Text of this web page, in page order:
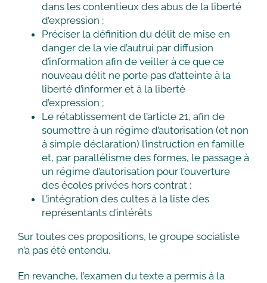
dans les contentieux des abus de la liberté
d’expression ;
Préciser la définition du délit de mise en
danger de la vie d’autrui par diffusion
d’information afin de veiller à ce que ce
nouveau délit ne porte pas d’atteinte à la
liberté d’informer et à la liberté
d’expression ;
Le rétablissement de l’article 21, afin de
soumettre à un régime d’autorisation (et non
à simple déclaration) l’instruction en famille
et, par parallélisme des formes, le passage à
un régime d’autorisation pour l’ouverture
des écoles privées hors contrat ;
L’intégration des cultes à la liste des
représentants d’intérêts
Sur toutes ces propositions, le groupe socialiste
n’a pas été entendu.
En revanche, l’examen du texte a permis à la